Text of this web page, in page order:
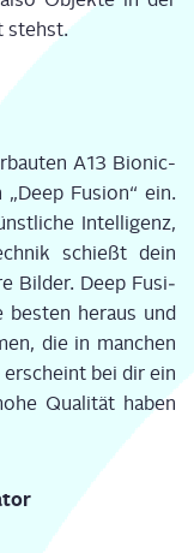
stehst.
A13 Bio­nic-
„Deep Fusi­on“ ein.
Intel­li­genz,
schießt dein
Bil­der. DeepFusi­
her­aus und
die in man­chen
bei dir ein
Qua­li­tät haben